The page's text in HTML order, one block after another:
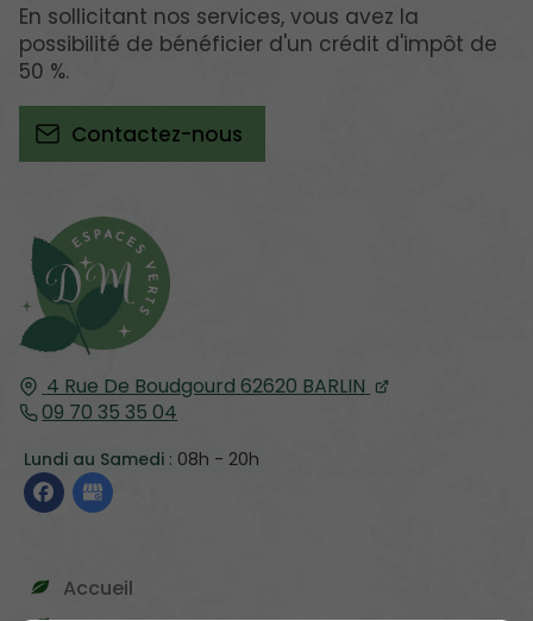
4 Rue De Boudgourd 62620 BARLIN
09 70 35 35 04
Lundi au Samedi : 08h - 20h
Accueil
En sollicitant nos services, vous avez la
possibilité de bénéficier d'un crédit d'impôt de
50 %.
Contactez-nous